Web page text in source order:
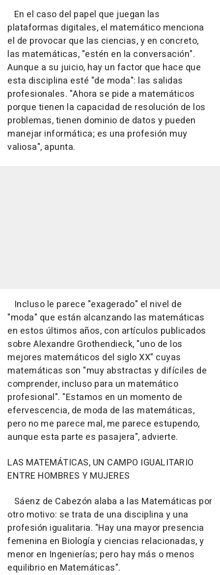
En el caso del papel que juegan las
plataformas digitales, el matemático menciona
el de provocar que las ciencias, y en concreto,
las matemáticas, "estén en la conversación".
Aunque a su juicio, hay un factor que hace que
esta disciplina esté "de moda": las salidas
profesionales. "Ahora se pide a matemáticos
porque tienen la capacidad de resolución de los
problemas, tienen dominio de datos y pueden
manejar informática; es una profesión muy
valiosa", apunta.
Incluso le parece "exagerado" el nivel de
"moda" que están alcanzando las matemáticas
en estos últimos años, con artículos publicados
sobre Alexandre Grothendieck, "uno de los
mejores matemáticos del siglo XX" cuyas
matemáticas son "muy abstractas y difíciles de
comprender, incluso para un matemático
profesional". "Estamos en un momento de
efervescencia, de moda de las matemáticas,
pero no me parece mal, me parece estupendo,
aunque esta parte es pasajera", advierte.
LAS MATEMÁTICAS, UN CAMPO IGUALITARIO
ENTRE HOMBRES Y MUJERES
Sáenz de Cabezón alaba a las Matemáticas por
otro motivo: se trata de una disciplina y una
profesión igualitaria. "Hay una mayor presencia
femenina en Biología y ciencias relacionadas, y
menor en Ingenierías; pero hay más o menos
equilibrio en Matemáticas".